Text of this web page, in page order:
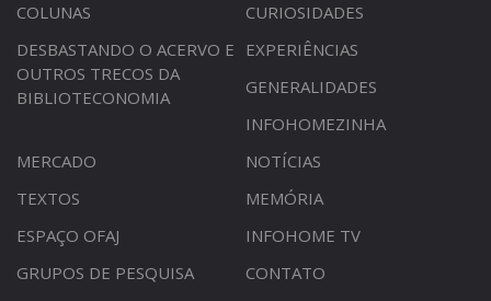
COLUNAS
CURIOSIDADES
DESBASTANDO O ACERVO E
OUTROS TRECOS DA
BIBLIOTECONOMIA
EXPERIÊNCIAS
GENERALIDADES
INFOHOMEZINHA
MERCADO
NOTÍCIAS
TEXTOS
MEMÓRIA
ESPAÇO OFAJ
INFOHOME TV
GRUPOS DE PESQUISA
CONTATO